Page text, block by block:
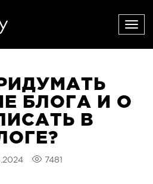
БЛОГА И О
В
7481